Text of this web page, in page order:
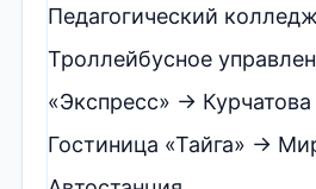
Педагогический
Троллейбусное
«Экспресс» →
Гостиница «Тайга» →